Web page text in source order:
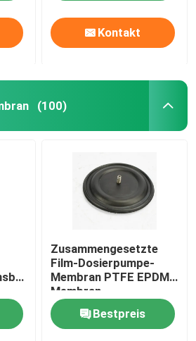
Kontakt
(100)
Zusammengesetzte
Film-Dosierpumpe-
Membran PTFE EPDM
Membran
Bestpreis